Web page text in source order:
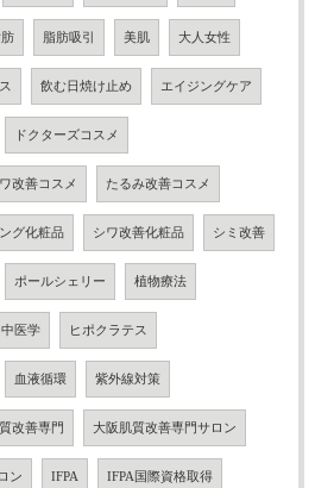
肪 脂肪吸引 美肌 大人女性
飲む日焼け止め エイジングケア
ドクターズコスメ
改善コスメ たるみ改善コスメ
グ化粧品 シワ改善化粧品 シミ改善
ポールシェリー 植物療法
中医学 ヒポクラテス
血液循環 紫外線対策
改善専門 大阪肌質改善専門サロン
ン IFPA IFPA国際資格取得